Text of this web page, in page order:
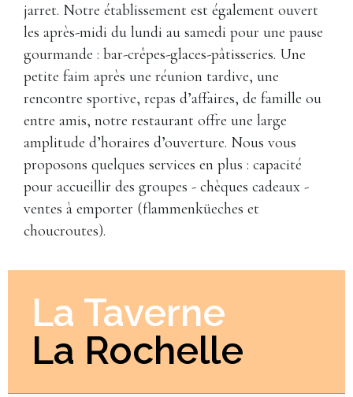
jarret. Notre établissement est également ouvert
les après-midi du lundi au samedi pour une pause
gourmande : bar-crêpes-glaces-pâtisseries. Une
petite faim après une réunion tardive, une
rencontre sportive, repas d’affaires, de famille ou
entre amis, notre restaurant offre une large
amplitude d’horaires d’ouverture. Nous vous
proposons quelques services en plus : capacité
pour accueillir des groupes - chèques cadeaux -
ventes à emporter (flammenküeches et
choucroutes).
La Taverne
La Rochelle